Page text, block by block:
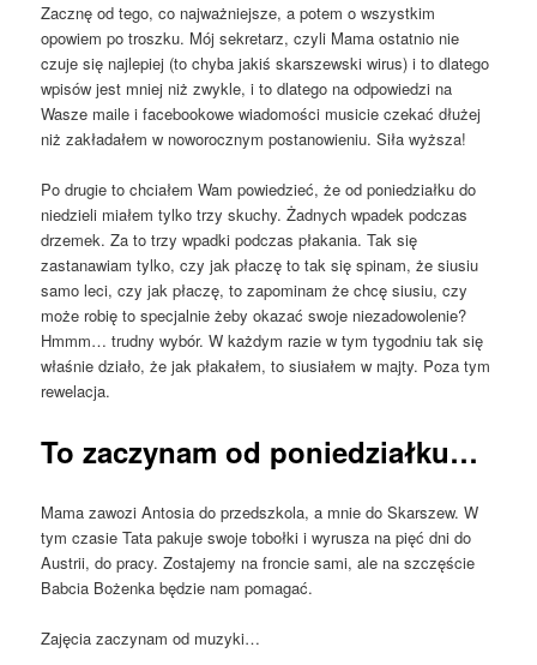
Zacznę od tego, co najważniejsze, a potem o wszystkim
opowiem po troszku. Mój sekretarz, czyli Mama ostatnio nie
czuje się najlepiej (to chyba jakiś skarszewski wirus) i to dlatego
wpisów jest mniej niż zwykle, i to dlatego na odpowiedzi na
Wasze maile i facebookowe wiadomości musicie czekać dłużej
niż zakładałem w noworocznym postanowieniu. Siła wyższa!
Po drugie to chciałem Wam powiedzieć, że od poniedziałku do
niedzieli miałem tylko trzy skuchy. Żadnych wpadek podczas
drzemek. Za to trzy wpadki podczas płakania. Tak się
zastanawiam tylko, czy jak płaczę to tak się spinam, że siusiu
samo leci, czy jak płaczę, to zapominam że chcę siusiu, czy
może robię to specjalnie żeby okazać swoje niezadowolenie?
Hmmm… trudny wybór. W każdym razie w tym tygodniu tak się
właśnie działo, że jak płakałem, to siusiałem w majty. Poza tym
rewelacja.
To zaczynam od poniedziałku…
Mama zawozi Antosia do przedszkola, a mnie do Skarszew. W
tym czasie Tata pakuje swoje tobołki i wyrusza na pięć dni do
Austrii, do pracy. Zostajemy na froncie sami, ale na szczęście
Babcia Bożenka będzie nam pomagać.
Zajęcia zaczynam od muzyki…